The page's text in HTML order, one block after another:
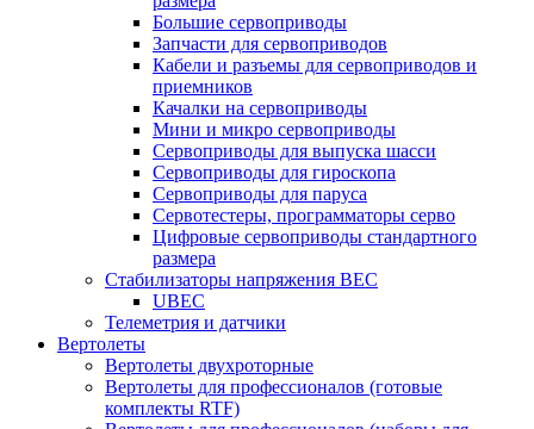
Большие сервоприводы
Запчасти для сервоприводов
Кабели и разъемы для сервоприводов и
приемников
Качалки на сервоприводы
Мини и микро сервоприводы
Сервоприводы для выпуска шасси
Сервоприводы для гироскопа
Сервоприводы для паруса
Сервотестеры, программаторы серво
Цифровые сервоприводы стандартного
размера
Стабилизаторы напряжения BEC
UBEC
Телеметрия и датчики
Вертолеты
Вертолеты двухроторные
Вертолеты для профессионалов (готовые
комплекты RTF)